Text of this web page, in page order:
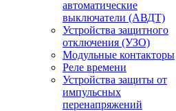
автоматические
выключатели (АВДТ)
Устройства защитного
отключения (УЗО)
Модульные контакторы
Реле времени
Устройства защиты от
импульсных
перенапряжений